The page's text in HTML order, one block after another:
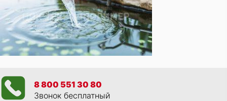
8 800 551 30 80
Звонок бесплатный